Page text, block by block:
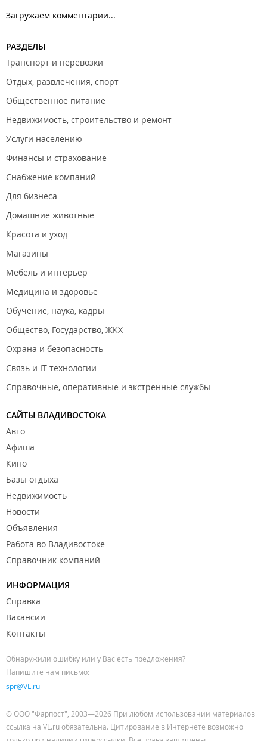
Загружаем комментарии...
РАЗДЕЛЫ
Транспорт и перевозки
Отдых, развлечения, спорт
Общественное питание
Недвижимость, строительство и ремонт
Услуги населению
Финансы и страхование
Снабжение компаний
Для бизнеса
Домашние животные
Красота и уход
Магазины
Мебель и интерьер
Медицина и здоровье
Обучение, наука, кадры
Общество, Государство, ЖКХ
Охрана и безопасность
Связь и IT технологии
Справочные, оперативные и экстренные службы
САЙТЫ ВЛАДИВОСТОКА
Авто
Афиша
Кино
Базы отдыха
Недвижимость
Новости
Объявления
Работа во Владивостоке
Справочник компаний
ИНФОРМАЦИЯ
Справка
Вакансии
Контакты
Обнаружили ошибку или у Вас есть предложения?
Напишите нам письмо:
spr@VL.ru
© ООО "Фарпост", 2003—2026 При любом использовании материалов
ссылка на VL.ru обязательна. Цитирование в Интернете возможно